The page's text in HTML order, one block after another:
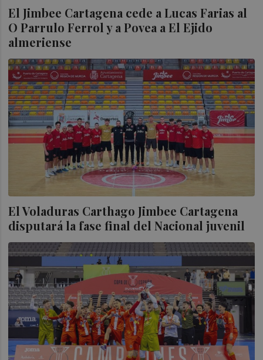
El Jimbee Cartagena cede a Lucas Farias al
O Parrulo Ferrol y a Povea a El Ejido
almeriense
El Voladuras Carthago Jimbee Cartagena
disputará la fase final del Nacional juvenil